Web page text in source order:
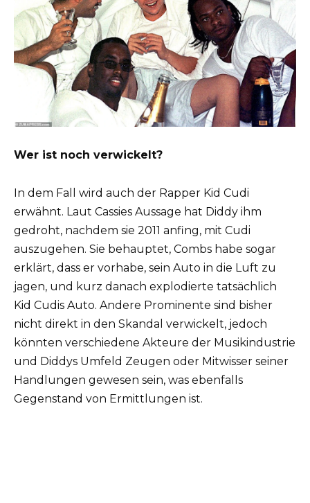
Wer ist noch verwickelt?
In dem Fall wird auch der Rapper Kid Cudi
erwähnt. Laut Cassies Aussage hat Diddy ihm
gedroht, nachdem sie 2011 anfing, mit Cudi
auszugehen. Sie behauptet, Combs habe sogar
erklärt, dass er vorhabe, sein Auto in die Luft zu
jagen, und kurz danach explodierte tatsächlich
Kid Cudis Auto. Andere Prominente sind bisher
nicht direkt in den Skandal verwickelt, jedoch
könnten verschiedene Akteure der Musikindustrie
und Diddys Umfeld Zeugen oder Mitwisser seiner
Handlungen gewesen sein, was ebenfalls
Gegenstand von Ermittlungen ist.